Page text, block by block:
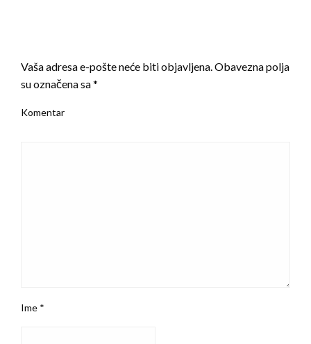
Vaša adresa e-pošte neće biti objavljena.Obavezna polja
su označena sa*
Komentar
Ime *